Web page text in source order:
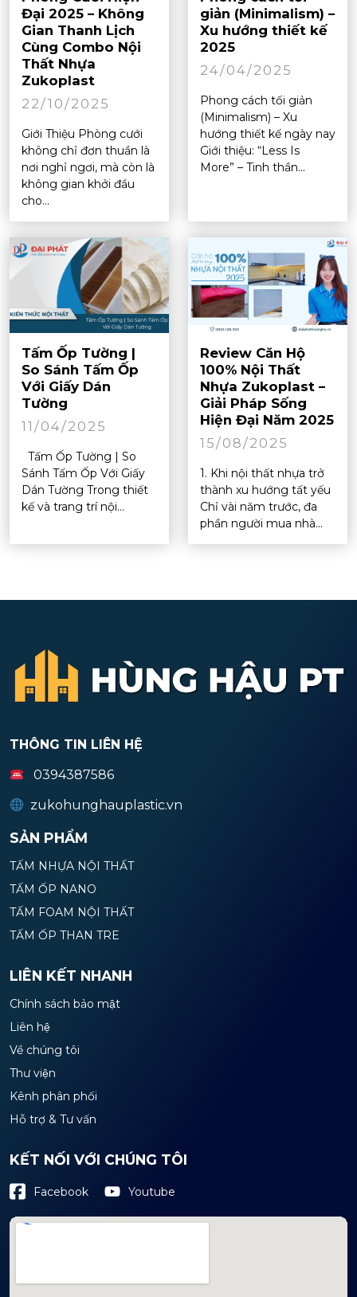
Đại 2025 – Không
Gian Thanh Lịch
Cùng Combo Nội
Thất Nhựa
Zukoplast
22/10/2025
Giới Thiệu Phòng cưới
không chỉ đơn thuần là
nơi nghỉ ngơi, mà còn là
không gian khởi đầu
cho...
giản (Minimalism) –
Xu hướng thiết kế
2025
24/04/2025
Phong cách tối giản
(Minimalism) – Xu
hướng thiết kế ngày nay
Giới thiệu: “Less Is
More” – Tinh thần...
Tấm Ốp Tường |
So Sánh Tấm Ốp
Với Giấy Dán
Tường
11/04/2025
Tấm Ốp Tường | So
Sánh Tấm Ốp Với Giấy
Dán Tường Trong thiết
kế và trang trí nội...
Review Căn Hộ
100% Nội Thất
Nhựa Zukoplast –
Giải Pháp Sống
Hiện Đại Năm 2025
15/08/2025
1. Khi nội thất nhựa trở
thành xu hướng tất yếu
Chỉ vài năm trước, đa
phần người mua nhà...
THÔNG TIN LIÊN HỆ
0394387586
zukohunghauplastic.vn
SẢN PHẨM
TẤM NHỰA NỘI THẤT
TẤM ỐP NANO
TẤM FOAM NỘI THẤT
TẤM ỐP THAN TRE
LIÊN KẾT NHANH
Chính sách bảo mật
Liên hệ
Về chúng tôi
Thư viện
Kênh phân phối
Hỗ trợ & Tư vấn
KẾT NỐI VỚI CHÚNG TÔI
Facebook Youtube